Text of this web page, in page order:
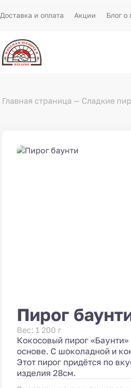
Доставка и оплата Акции Блог о
Главная страница Сладкие
Пирог
Вес: 1 200 г
Кокосовый пирог
основе. С шоколадной и
Этот пирог придётся по
изделия 28см.